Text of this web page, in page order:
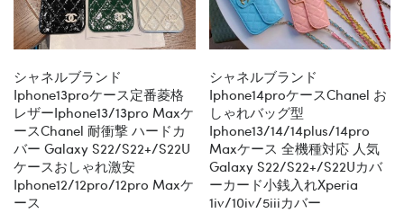
シャネルブランド
Iphone13proケース定番菱格
レザーiphone13/13pro Maxケ
ースChanel 耐衝撃 ハードカ
バー Galaxy S22/S22+/S22U
ケースおしゃれ激安
Iphone12/12pro/12pro Maxケ
ース
シャネルブランド
Iphone14proケースChanel お
しゃれバッグ型
Iphone13/14/14plus/14pro
Maxケース 全機種対応 人気
Galaxy S22/S22+/S22Uカバ
ーカード小銭入れXperia
1iv/10iv/5iiiカバー